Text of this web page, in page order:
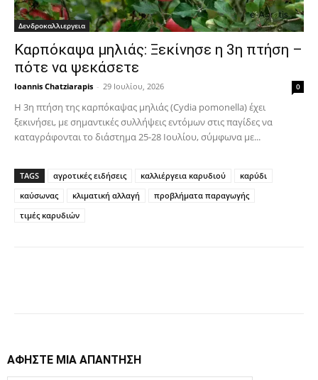
Δενδροκαλλιεργεια
Καρπόκαψα μηλιάς: Ξεκίνησε η 3η πτήση –
πότε να ψεκάσετε
Ioannis Chatziarapis - 29 Ιουλίου, 2026 0
Η 3η πτήση της καρπόκαψας μηλιάς (Cydia pomonella) έχει
ξεκινήσει, με σημαντικές συλλήψεις εντόμων στις παγίδες να
καταγράφονται το διάστημα 25-28 Ιουλίου, σύμφωνα με...
TAGS αγροτικές ειδήσεις καλλιέργεια καρυδιού
καρύδι
καύσωνας
κλιματική αλλαγή
προβλήματα παραγωγής
τιμές καρυδιών
ΑΦΗΣΤΕ ΜΙΑ ΑΠΑΝΤΗΣΗ